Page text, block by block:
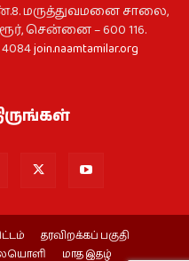
மருத்துவமனை சாலை,
சென்னை – 600 116.
join.naamtamilar.org
தரவிறக்கப் பகுதி
மாத இதழ்